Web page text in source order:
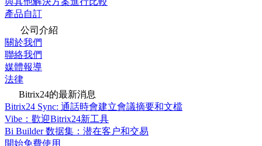
產品自訂
公司介紹
關於我們
聯絡我們
媒體報導
法律
Bitrix24的最新消息
Bitrix24 Sync: 通話時會建立會議摘要和文檔
Vibe：歡迎Bitrix24新工具
Bi Builder 数据集：潜在客户和交易
開始免費使用